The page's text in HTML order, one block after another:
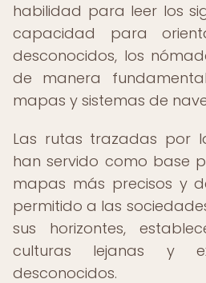
habilidad para leer los
capacidad para
desconocidos, los
de manera
mapas y sistemas de
Las rutas trazadas por
han servido como base
mapas más precisos y
permitido a las
sus horizontes,
culturas lejanas y
desconocidos.